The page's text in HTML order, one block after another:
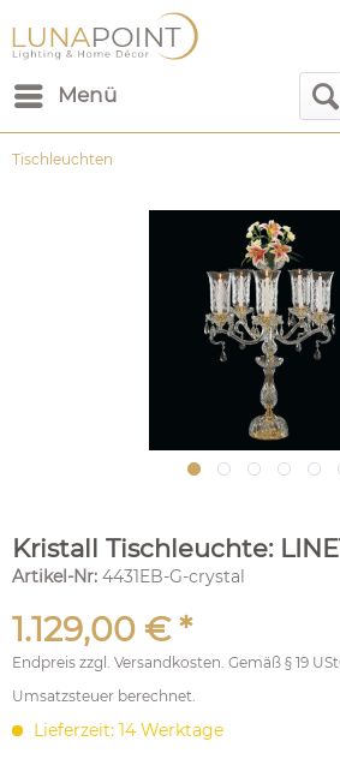
Menü
Tischleuchten
Kristall Tischleuchte:
Artikel-Nr: 4431EB-G-crystal
1.129,00 € *
Endpreis zzgl. Versandkosten. Gemäß § 19
Umsatzsteuer berechnet.
Lieferzeit: 14 Werktage